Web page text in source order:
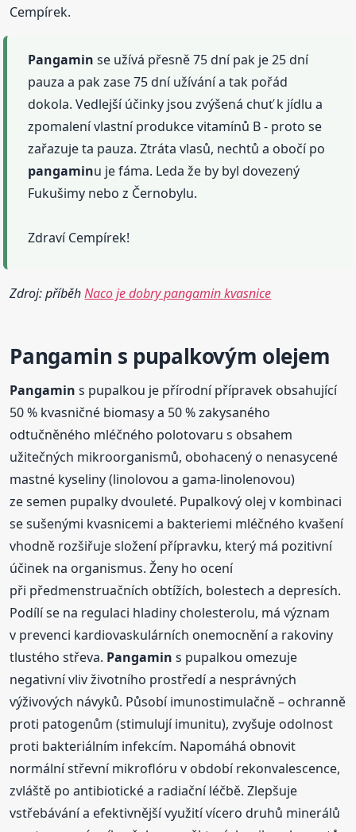
Cempírek.
Pangamin se užívá přesně 75 dní pak je 25 dní
pauza a pak zase 75 dní užívání a tak pořád
dokola. Vedlejší účinky jsou zvýšená chuť k jídlu a
zpomalení vlastní produkce vitamínů B - proto se
zařazuje ta pauza. Ztráta vlasů, nechtů a obočí po
pangaminu je fáma. Leda že by byl dovezený
Fukušimy nebo z Černobylu.
Zdraví Cempírek!
Zdroj: příběhNaco je dobry pangamin kvasnice
Pangamin s pupalkovým olejem
Pangamin s pupalkou je přírodní přípravek obsahující
50 % kvasničné biomasy a 50 % zakysaného
odtučněného mléčného polotovaru s obsahem
užitečných mikroorganismů, obohacený o nenasycené
mastné kyseliny (linolovou a gama-linolenovou)
ze semen pupalky dvouleté. Pupalkový olej v kombinaci
se sušenými kvasnicemi a bakteriemi mléčného kvašení
vhodně rozšiřuje složení přípravku, který má pozitivní
účinek na organismus. Ženy ho ocení
při předmenstruačních obtížích, bolestech a depresích.
Podílí se na regulaci hladiny cholesterolu, má význam
v prevenci kardiovaskulárních onemocnění a rakoviny
tlustého střeva. Pangamin s pupalkou omezuje
negativní vliv životního prostředí a nesprávných
výživových návyků. Působí imunostimulačně – ochranně
proti patogenům (stimulují imunitu), zvyšuje odolnost
proti bakteriálním infekcím. Napomáhá obnovit
normální střevní mikroflóru v období rekonvalescence,
zvláště po antibiotické a radiační léčbě. Zlepšuje
vstřebávání a efektivnější využití vícero druhů minerálů